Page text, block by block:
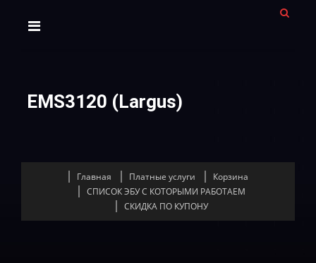
EMS3120 (Largus)
Главная Платные услуги
Корзина
СПИСОК ЭБУ С КОТОРЫМИ РАБОТАЕМ
СКИДКА ПО КУПОНУ